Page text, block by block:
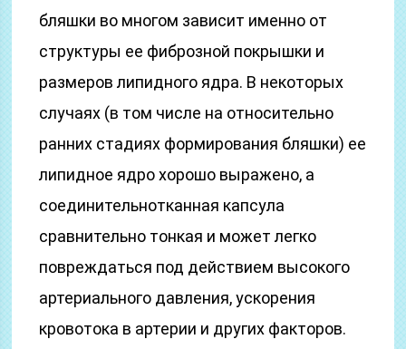
бляшки во многом зависит именно от
структуры ее фиброзной покрышки и
размеров липидного ядра. В некоторых
случаях (в том числе на относительно
ранних стадиях формирования бляшки) ее
липидное ядро хорошо выражено, а
соединительнотканная капсула
сравнительно тонкая и может легко
повреждаться под действием высокого
артериального давления, ускорения
кровотока в артерии и других факторов.